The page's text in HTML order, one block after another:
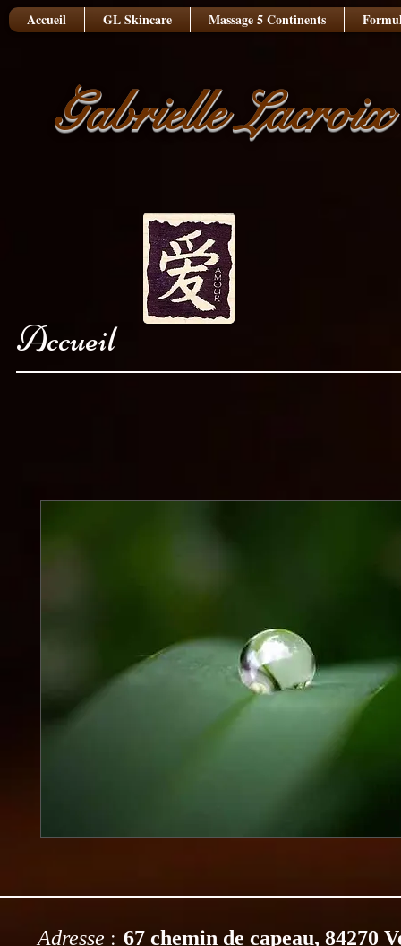
Accueil GL Skincare Massage 5 Continents
Gabrielle
Accueil
Adresse : 67 chemin de capeau, 84270